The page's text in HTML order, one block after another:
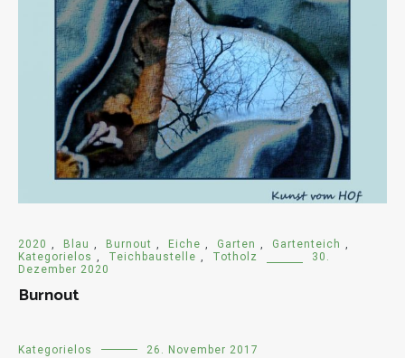
2020 Blau Burnout Eiche Garten Gartenteich
Kategorielos
Teichbaustelle Totholz
30.
Dezember 2020
Burnout
Kategorielos 26. November 2017